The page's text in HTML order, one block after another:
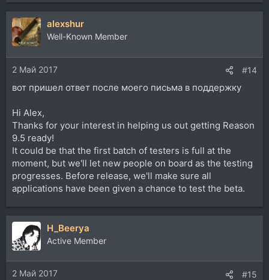
alexshur
Well-Known Member
2 Май 2017 #14
вот пришел ответ после моего письма в поддержку
Hi Alex,
Thanks for your interest in helping us out getting Reason
9.5 ready!
It could be that the first batch of testers is full at the
moment, but we'll let new people on board as the testing
progresses. Before release, we'll make sure all
applications have been given a chance to test the beta.
H_Beerya
Active Member
2 Май 2017 #15